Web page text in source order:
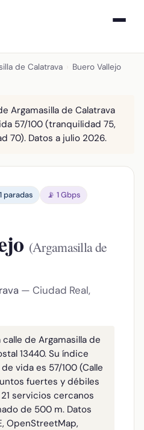
de Calatrava Buero Vallejo
Argamasilla de Calatrava
57/100 (tranquilidad 75,
70). Datos a julio 2026.
paradas
📡 1 Gbps
(Argamasilla de
— Ciudad Real,
de Argamasilla de
13440. Su índice
vida es 57/100 (Calle
fuertes y débiles
servicios cercanos
de 500 m. Datos
OpenStreetMap,